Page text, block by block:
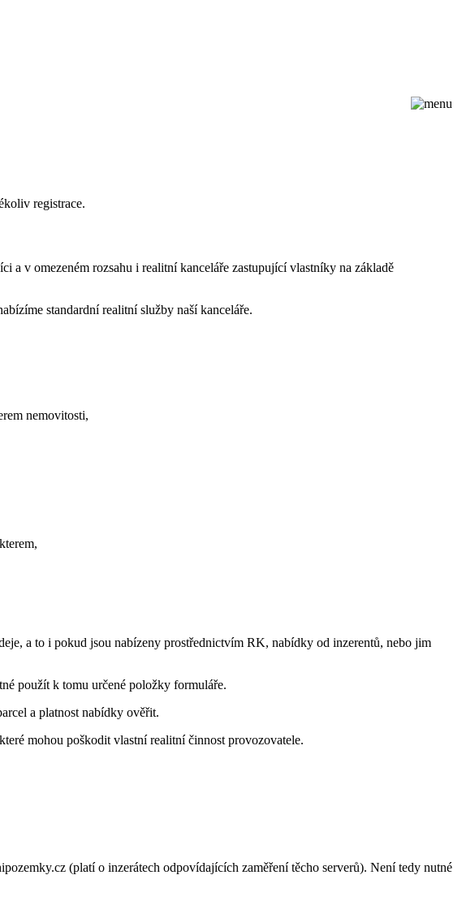
registrace.
a v omezeném rozsahu i realitní kanceláře zastupující vlastníky na základě
standardní realitní služby naší kanceláře.
nemovitosti,
a to i pokud jsou nabízeny prostřednictvím RK, nabídky od inzerentů, nebo jim
použít k tomu určené položky formuláře.
a platnost nabídky ověřit.
mohou poškodit vlastní realitní činnost provozovatele.
(platí o inzerátech odpovídajících zaměření těcho serverů). Není tedy nutné